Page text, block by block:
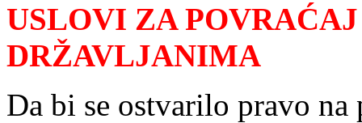
USLOVI ZA
DRŽAVLJANIMA
Da bi se ostvarilo pravo